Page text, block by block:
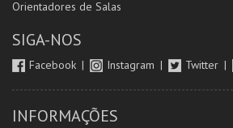
Orientadores de Salas
SIGA-NOS
Facebook Instagram Twitter
INFORMAÇÕES